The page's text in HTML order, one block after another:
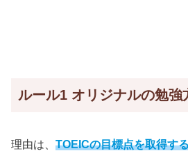
ルール1 オリジナルの勉強
理由は、 TOEICの目標点を取得す